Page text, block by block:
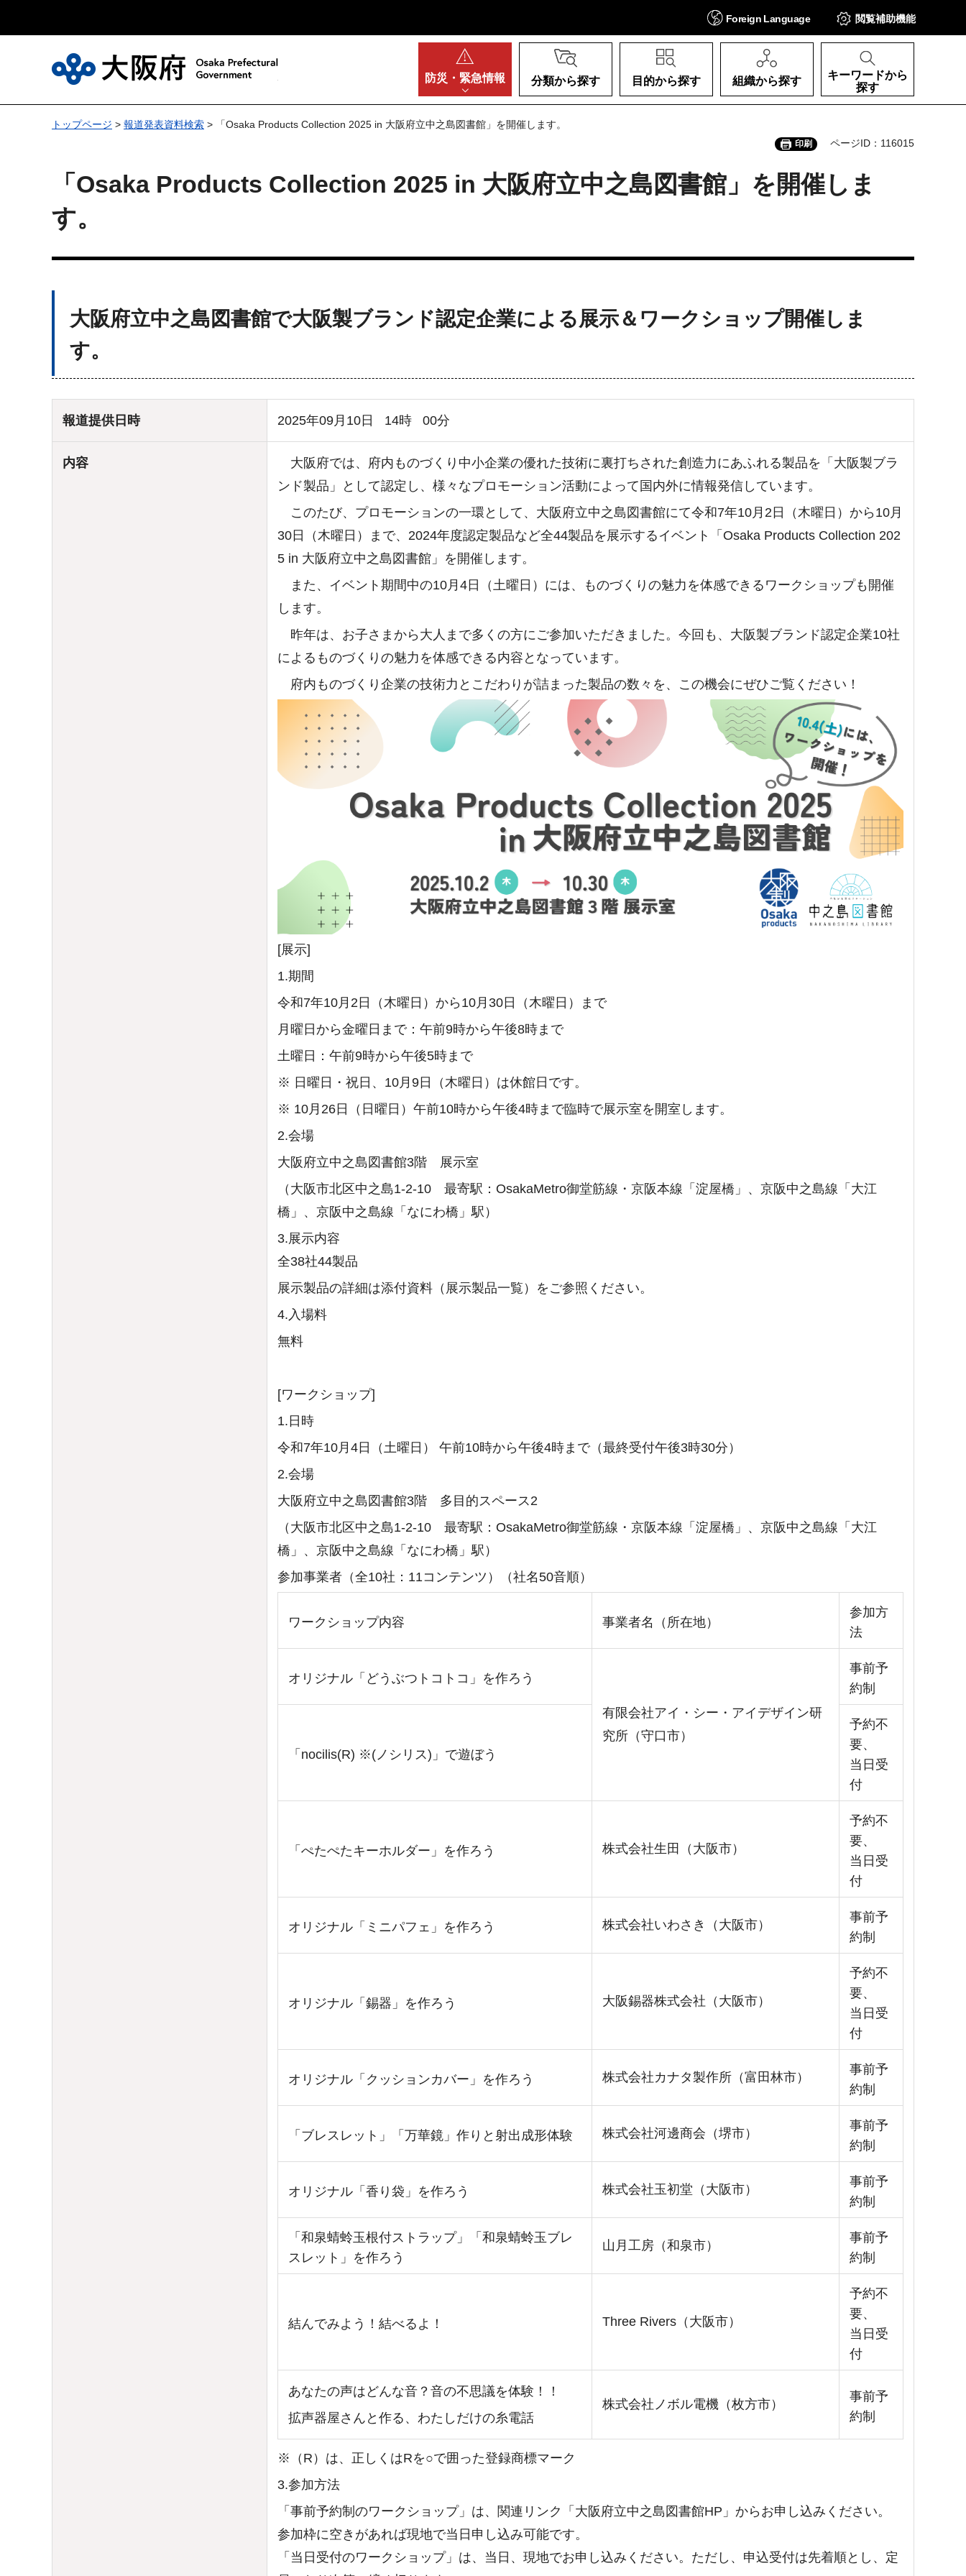
Foreign Language 閲覧補助機能
防災・ 緊急情報 分類から探す 目的から探す 組織から探す
キーワードから
探す
トップページ > 報道発表資料検索 > 「Osaka Products Collection 2025 in 大阪府立中之島図書館」を開催します。
印刷 ページID：116015
「Osaka Products Collection 2025 in 大阪府立中之島図書館」を開催しま
す。
大阪府立中之島図書館で大阪製ブランド認定企業による展示＆ワークショップ開催しま
す。
報道提供日時 2025年09月10日 14時 00分
内容
大阪府では、府内ものづくり中小企業の優れた技術に裏打ちされた創造力にあふれる製品を「大阪製ブラ
ンド製品」として認定し、様々なプロモーション活動によって国内外に情報発信しています。
このたび、プロモーションの一環として、大阪府立中之島図書館にて令和7年10月2日（木曜日）から10月
30日（木曜日）まで、2024年度認定製品など全44製品を展示するイベント「Osaka Products Collection 202
5 in 大阪府立中之島図書館」を開催します。
また、イベント期間中の10月4日（土曜日）には、ものづくりの魅力を体感できるワークショップも開催
します。
昨年は、お子さまから大人まで多くの方にご参加いただきました。今回も、大阪製ブランド認定企業10社
によるものづくりの魅力を体感できる内容となっています。
府内ものづくり企業の技術力とこだわりが詰まった製品の数々を、この機会にぜひご覧ください！
[展示]
1.期間
令和7年10月2日（木曜日）から10月30日（木曜日）まで
月曜日から金曜日まで：午前9時から午後8時まで
土曜日：午前9時から午後5時まで
※ 日曜日・祝日、10月9日（木曜日）は休館日です。
※ 10月26日（日曜日）午前10時から午後4時まで臨時で展示室を開室します。
2.会場
大阪府立中之島図書館3階 展示室
（大阪市北区中之島1-2-10 最寄駅：OsakaMetro御堂筋線・京阪本線「淀屋橋」、京阪中之島線「大江
橋」、京阪中之島線「なにわ橋」駅）
3.展示内容
全38社44製品
展示製品の詳細は添付資料（展示製品一覧）をご参照ください。
4.入場料
無料
[ワークショップ]
1.日時
令和7年10月4日（土曜日） 午前10時から午後4時まで（最終受付午後3時30分）
2.会場
大阪府立中之島図書館3階 多目的スペース2
（大阪市北区中之島1-2-10 最寄駅：OsakaMetro御堂筋線・京阪本線「淀屋橋」、京阪中之島線「大江
橋」、京阪中之島線「なにわ橋」駅）
参加事業者（全10社：11コンテンツ）（社名50音順）
ワークショップ内容 事業者名（所在地）
参加方
法
オリジナル「どうぶつトコトコ」を作ろう
有限会社アイ・シー・アイデザイン研
究所（守口市）
事前予
約制
「nocilis(R) ※(ノシリス)」で遊ぼう
予約不
要、
当日受
付
「ぺたぺたキーホルダー」を作ろう 株式会社生田（大阪市）
予約不
要、
当日受
付
オリジナル「ミニパフェ」を作ろう 株式会社いわさき（大阪市）
事前予
約制
オリジナル「錫器」を作ろう 大阪錫器株式会社（大阪市）
予約不
要、
当日受
付
オリジナル「クッションカバー」を作ろう 株式会社カナタ製作所（富田林市）
事前予
約制
「ブレスレット」「万華鏡」作りと射出成形体験 株式会社河邊商会（堺市）
事前予
約制
オリジナル「香り袋」を作ろう 株式会社玉初堂（大阪市）
事前予
約制
「和泉蜻蛉玉根付ストラップ」「和泉蜻蛉玉ブレ
スレット」を作ろう
山月工房（和泉市）
事前予
約制
結んでみよう！結べるよ！ Three Rivers（大阪市）
予約不
要、
当日受
付
あなたの声はどんな音？音の不思議を体験！！
拡声器屋さんと作る、わたしだけの糸電話
株式会社ノボル電機（枚方市）
事前予
約制
※（R）は、正しくはRを○で囲った登録商標マーク
3.参加方法
「事前予約制のワークショップ」は、関連リンク「大阪府立中之島図書館HP」からお申し込みください。
参加枠に空きがあれば現地で当日申し込み可能です。
「当日受付のワークショップ」は、当日、現地でお申し込みください。ただし、申込受付は先着順とし、定